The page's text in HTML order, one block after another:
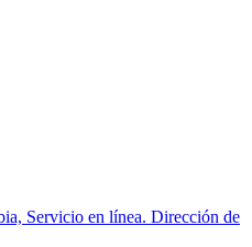
Servicio en línea. Dirección de